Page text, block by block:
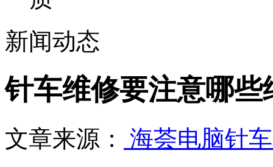
新闻动态
针车维修要注意哪些
文章来源：
海荟电脑针